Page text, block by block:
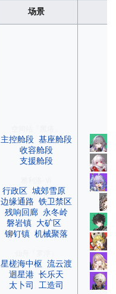
场景
主控舱段 基座舱段
收容舱段
支援舱段
行政区 城郊雪原
边缘通路 铁卫禁区
残响回廊 永冬岭
磐岩镇 大矿区
铆钉镇 机械聚落
星槎海中枢 流云渡
迴星港 长乐天
太卜司
工造司